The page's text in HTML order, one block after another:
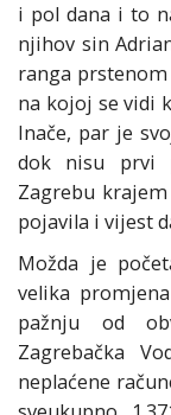
i pol dana i to
njihov sin
ranga
na kojoj se vidi
Inače, par je
dok nisu prvi
Zagrebu
pojavila i vijest
Možda je
velika
pažnju od
Zagrebačka
neplaćene